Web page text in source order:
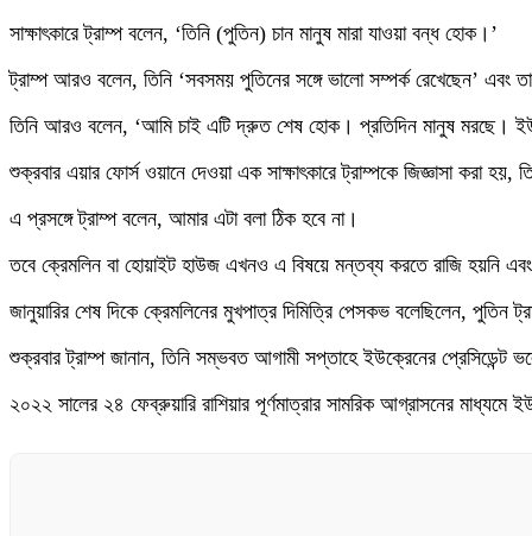
সাক্ষাৎকারে ট্রাম্প বলেন, ‘তিনি (পুতিন) চান মানুষ মারা যাওয়া বন্ধ হোক।’
ট্রাম্প আরও বলেন, তিনি ‘সবসময় পুতিনের সঙ্গে ভালো সম্পর্ক রেখেছেন’ এবং
তিনি আরও বলেন, ‘আমি চাই এটি দ্রুত শেষ হোক। প্রতিদিন মানুষ মরছে।
শুক্রবার এয়ার ফোর্স ওয়ানে দেওয়া এক সাক্ষাৎকারে ট্রাম্পকে জিজ্ঞাসা করা হয়,
এ প্রসঙ্গে ট্রাম্প বলেন, আমার এটা বলা ঠিক হবে না।
তবে ক্রেমলিন বা হোয়াইট হাউজ এখনও এ বিষয়ে মন্তব্য করতে রাজি হয়নি
জানুয়ারির শেষ দিকে ক্রেমলিনের মুখপাত্র দিমিত্রি পেসকভ বলেছিলেন,
শুক্রবার ট্রাম্প জানান, তিনি সম্ভবত আগামী সপ্তাহে ইউক্রেনের প্রেসিডেন্ট
২০২২ সালের ২৪ ফেব্রুয়ারি রাশিয়ার পূর্ণমাত্রার সামরিক আগ্রাসনের